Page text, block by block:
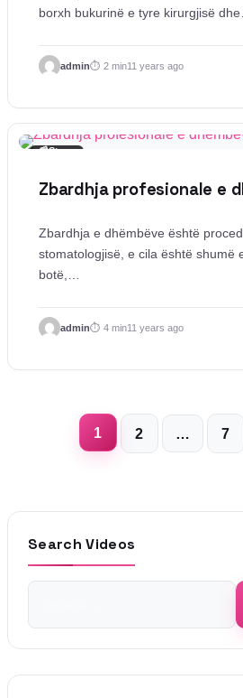
borxh bukurinë e tyre kirurgjisë
admin 2 min11 years ago
📰Story
Zbardhja profesionale e
Zbardhja e dhëmbëve është
stomatologjisë, e cila është shumë
botë,…
admin 4 min11 years ago
1 2 … 7
Search Videos